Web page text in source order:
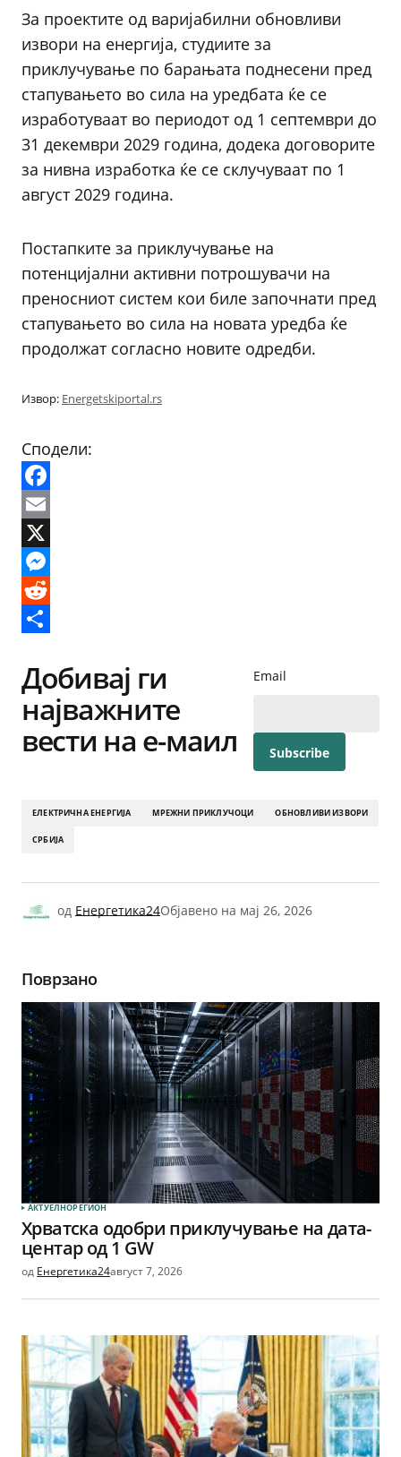
За проектите од варијабилни обновливи
извори на енергија, студиите за
приклучување по барањата поднесени пред
стапувањето во сила на уредбата ќе се
изработуваат во периодот од 1 септември до
31 декември 2029 година, додека договорите
за нивна изработка ќе се склучуваат по 1
август 2029 година.
Постапките за приклучување на
потенцијални активни потрошувачи на
преносниот систем кои биле започнати пред
стапувањето во сила на новата уредба ќе
продолжат согласно новите одредби.
Извор: Energetskiportal.rs
Сподели:
Facebook
Email
X
Messenger
Reddit
Добивај ги
најважните
вести на е-маил
Email
ЕЛЕКТРИЧНА ЕНЕРГИЈА МРЕЖНИ ПРИКЛУЧОЦИ ОБНОВЛИВИ ИЗВОРИ
СРБИЈА
од Енергетика24Објавено на мај 26, 2026
Поврзано
АКТУЕЛНОРЕГИОН
Хрватска одобри приклучување на дата-
центар од 1 GW
од Енергетика24август 7, 2026